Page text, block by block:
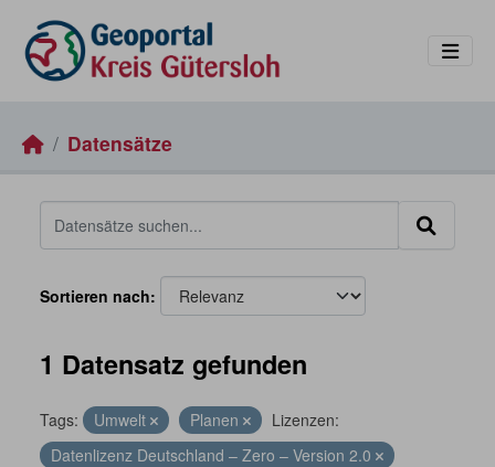
Datensätze
Sortieren nach
1 Datensatz gefunden
Tags: Umwelt Planen
Lizenzen:
Datenlizenz Deutschland – Zero – Version 2.0